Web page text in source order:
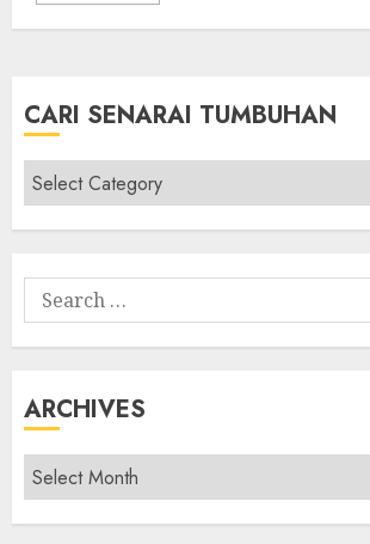
CARI SENARAI TUMBUHAN
Cari
Senarai
Tumbuhan
Search
for:
ARCHIVES
Archives